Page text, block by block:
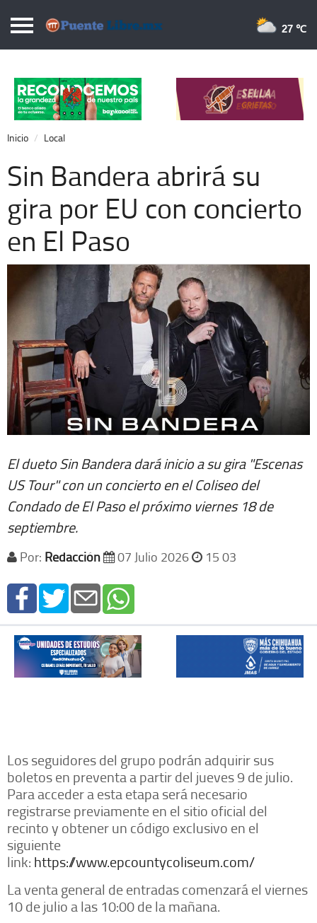
Puentelibre.mx
Local
Nacional
Opinión
Cronos
Economía
Espectáculos
Extra +
27 ℃
Inicio Local
Sin Bandera abrirá su
gira por EU con concierto
en El Paso
El dueto Sin Bandera dará inicio a su gira "Escenas
US Tour" con un concierto en el Coliseo del
Condado de El Paso el próximo viernes 18 de
septiembre.
Por: Redacción 07 Julio 2026 15 03
Los seguidores del grupo podrán adquirir sus
boletos en preventa a partir del jueves 9 de julio.
Para acceder a esta etapa será necesario
registrarse previamente en el sitio oficial del
recinto y obtener un código exclusivo en el
siguiente
link: https://www.epcountycoliseum.com/
La venta general de entradas comenzará el viernes
10 de julio a las 10:00 de la mañana.